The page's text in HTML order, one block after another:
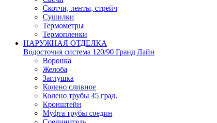
Скотчи, ленты, стрейч
Сушилки
Термометры
Термопленки
НАРУЖНАЯ ОТДЕЛКА
Водосточня система 120/90 Гранд Лайн
Воронка
Желоба
Заглушка
Колено сливное
Колено трубы 45 град.
Кронштейн
Муфта трубы соедин